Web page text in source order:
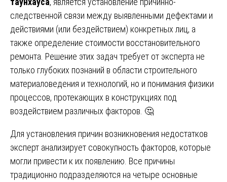
следственной связи между выявленными дефектами и
действиями (или бездействием) конкретных лиц, а
также определение стоимости восстановительного
ремонта. Решение этих задач требует от эксперта не
только глубоких познаний в области строительного
материаловедения и технологий, но и понимания физики
процессов, протекающих в конструкциях под
воздействием различных факторов. 🤔
Для установления причин возникновения недостатков
эксперт анализирует совокупность факторов, которые
могли привести к их появлению. Все причины
традиционно подразделяются на четыре основные